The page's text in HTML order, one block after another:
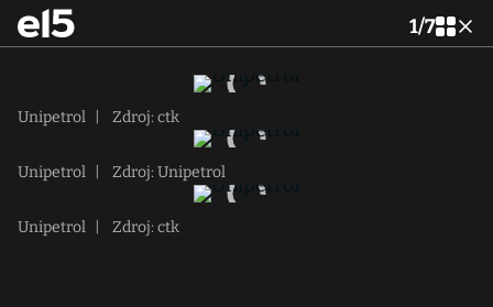
1/7
Unipetrol Zdroj: ctk
Unipetrol Zdroj: Unipetrol
Unipetrol Zdroj: ctk